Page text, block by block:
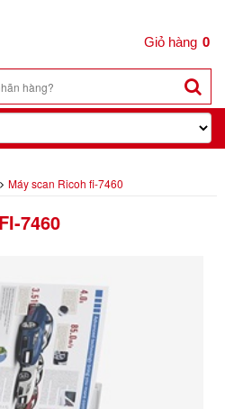
0
Máy scan Ricoh fi-7460
7460